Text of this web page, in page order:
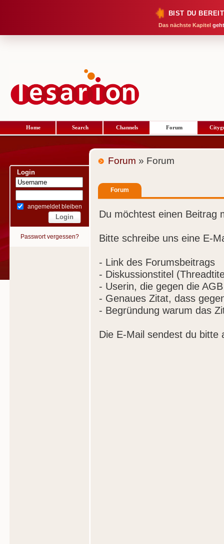
BIST DU
Das nächste Kapitel
Home Search Channels Forum
Login
angemeldet bleiben
Passwort vergessen?
Forum » Forum
Forum
Du möchtest einen Beitrag
Bitte schreibe uns eine E-
- Link des Forumsbeitrags
- Diskussionstitel
- Userin, die gegen die
- Genaues Zitat, dass
- Begründung warum das
Die E-Mail sendest du bitte